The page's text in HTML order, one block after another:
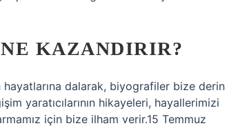
KAZANDIRIR?
hayatlarına dalarak, biyografiler bize derin
yaratıcılarının hikayeleri, hayallerimizi
için bize ilham verir.15 Temmuz